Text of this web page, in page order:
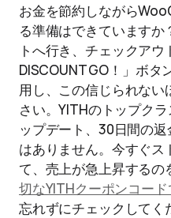
お金を節約しながら
る準備はできていますか
トへ行き、チェックア
DISCOUNT GO！」ボタ
用し、この信じられな
さい。YITHのトップク
ップデート、30日間の
はありません。今すぐス
て、売上が急上昇するの
切なYITHクーポンコー
忘れずにチェックしてく